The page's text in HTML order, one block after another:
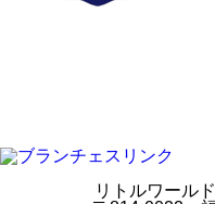
リトルワール